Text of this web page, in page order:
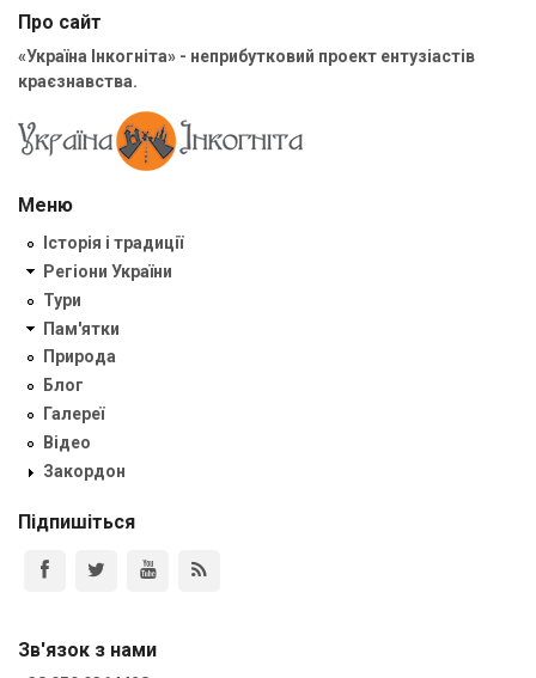
Про сайт
«Україна Інкогніта» - неприбутковий проект ентузіастів
краєзнавства.
Меню
Історія і традиції
Регіони України
Тури
Пам'ятки
Природа
Блог
Галереї
Відео
Закордон
Підпишіться
Зв'язок з нами